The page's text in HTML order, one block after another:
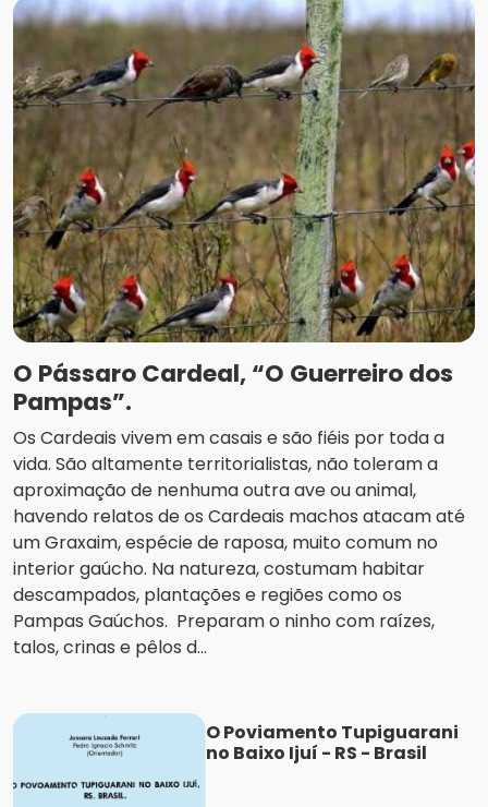
O Pássaro Cardeal, “O Guerreiro dos
Pampas”.
Os Cardeais vivem em casais e são fiéis por toda a
vida. São altamente territorialistas, não toleram a
aproximação de nenhuma outra ave ou animal,
havendo relatos de os Cardeais machos atacam até
um Graxaim, espécie de raposa, muito comum no
interior gaúcho. Na natureza, costumam habitar
descampados, plantações e regiões como os
Pampas Gaúchos. Preparam o ninho com raízes,
talos, crinas e pêlos d...
O Poviamento Tupiguarani
no Baixo Ijuí - RS - Brasil